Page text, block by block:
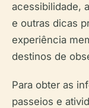
acessibilidade,
e outras dicas
experiência
destinos de
Para obter as
passeios e